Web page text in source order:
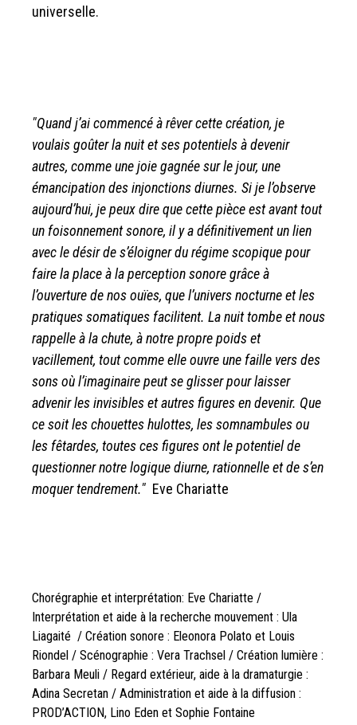
universelle.
"Quand j’ai commencé à rêver cette création, je
voulais goûter la nuit et ses potentiels à devenir
autres, comme une joie gagnée sur le jour, une
émancipation des injonctions diurnes. Si je l’observe
aujourd’hui, je peux dire que cette pièce est avant tout
un foisonnement sonore, il y a définitivement un lien
avec le désir de s’éloigner du régime scopique pour
faire la place à la perception sonore grâce à
l’ouverture de nos ouïes, que l’univers nocturne et les
pratiques somatiques facilitent. La nuit tombe et nous
rappelle à la chute, à notre propre poids et
vacillement, tout comme elle ouvre une faille vers des
sons où l’imaginaire peut se glisser pour laisser
advenir les invisibles et autres figures en devenir. Que
ce soit les chouettes hulottes, les somnambules ou
les fêtardes, toutes ces figures ont le potentiel de
questionner notre logique diurne, rationnelle et de s’en
moquer tendrement." Eve Chariatte
Chorégraphie et interprétation: Eve Chariatte /
Interprétation et aide à la recherche mouvement : Ula
Liagaité / Création sonore : Eleonora Polato et Louis
Riondel / Scénographie : Vera Trachsel / Création lumière :
Barbara Meuli / Regard extérieur, aide à la dramaturgie :
Adina Secretan / Administration et aide à la diffusion :
PROD’ACTION, Lino Eden et Sophie Fontaine